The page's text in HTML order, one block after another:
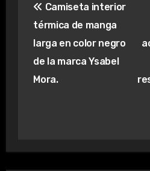
de
entradas
Camiseta interior
térmica de manga
larga en color negro
de la marca Ysabel
Mora.